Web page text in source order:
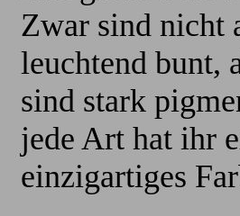
Zwar sind nicht
leuchtend bunt,
sind stark
jede Art hat ihr
einzigartiges